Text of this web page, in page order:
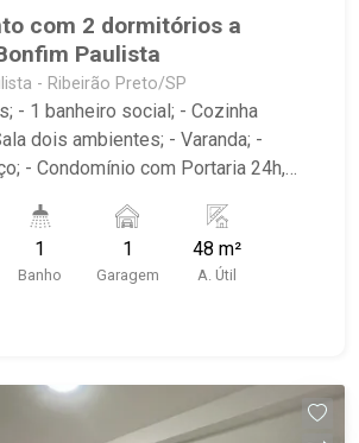
com 2 dormitórios a
Paulista
- Ribeirão Preto/SP
banheiro social; - Cozinha
- Condomínio com Portaria 24h,
FullStore, Bola na Grama
Batex, supermercado Gricki e
1
Banho
1
Garagem
48 m²
A. Útil